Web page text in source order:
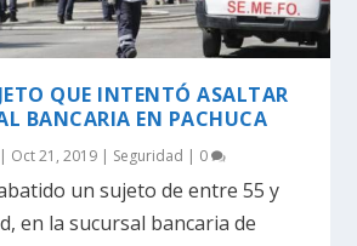
QUE INTENTÓ ASALTAR
BANCARIA EN PACHUCA
| Oct 21, 2019 | Seguridad | 0
un sujeto de entre 55 y
en la sucursal bancaria de